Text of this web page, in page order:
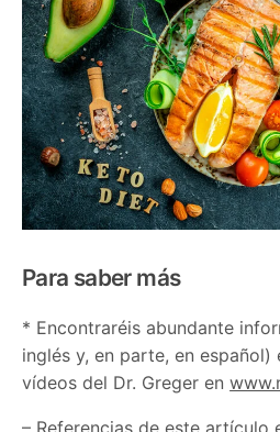
Para saber más
* Encontraréis abundante
inglés y, en parte, en español)
vídeos del Dr. Greger en